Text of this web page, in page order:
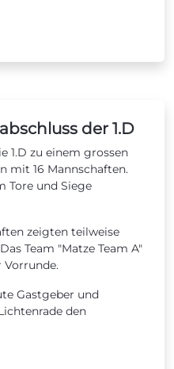
der 1.D
1.D zu einem grossen
mit 16 Mannschaften.
Tore und Siege
zeigten teilweise
Team "Matze Team A"
Vorrunde.
Gastgeber und
den